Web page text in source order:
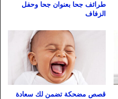
طرائف جحا بعنوان جحا وحفل
الزفاف
قصص مضحكة تضمن لك سعادة